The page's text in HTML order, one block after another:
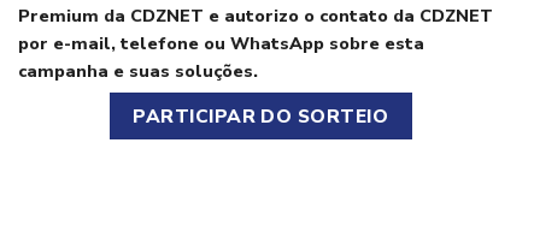
Premium da CDZNET e autorizo o contato da CDZNET
por e-mail, telefone ou WhatsApp sobre esta
campanha e suas soluções.